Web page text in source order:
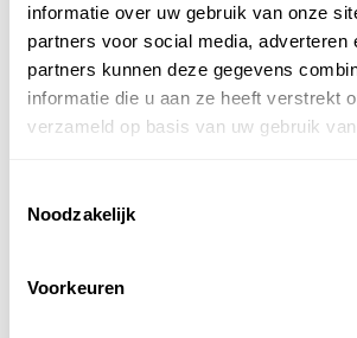
informatie over uw gebruik van onze
partners voor social media, adverteren
partners kunnen deze gegevens
informatie die u aan ze heeft verstrekt
verzameld op basis van uw gebruik
Noodzakelijk
Voorkeuren
Ik ga akkoord met de algemene
privacy policy
VERSTUUR BERICHT
Contactgegevens
E-mail:info@naturescanner.nl